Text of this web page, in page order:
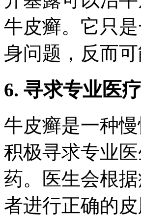
牛皮癣。它只
身问题，反而
6. 寻求专业医
牛皮癣是一种
积极寻求专业
药。医生会根
者进行正确的